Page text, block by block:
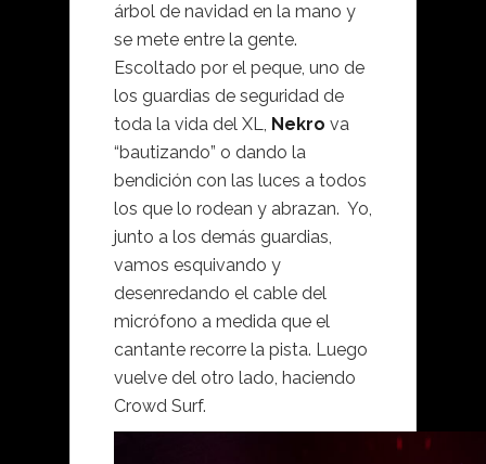
árbol de navidad en la mano y
se mete entre la gente.
Escoltado por el peque, uno de
los guardias de seguridad de
toda la vida del XL, Nekro va
“bautizando” o dando la
bendición con las luces a todos
los que lo rodean y abrazan. Yo,
junto a los demás guardias,
vamos esquivando y
desenredando el cable del
micrófono a medida que el
cantante recorre la pista. Luego
vuelve del otro lado, haciendo
Crowd Surf.